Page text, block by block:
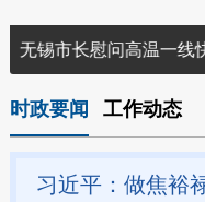
无锡市长慰问高温一线
时政要闻 工作动态
习近平：做焦裕